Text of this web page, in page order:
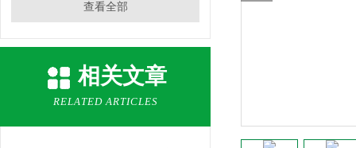
查看全部
相关文章
RELATED ARTICLES